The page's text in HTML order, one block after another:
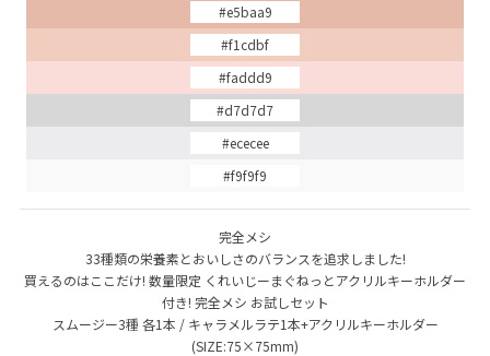
#e5baa9
#f1cdbf
#faddd9
#d7d7d7
#ececee
#f9f9f9
完全メシ
33種類の栄養素とおいしさのバランスを追求しました!
買えるのはここだけ! 数量限定 くれいじーまぐねっとアクリルキーホルダー
付き! 完全メシ お試しセット
スムージー3種 各1本 / キャラメルラテ1本+アクリルキーホルダー
(SIZE:75×75mm)